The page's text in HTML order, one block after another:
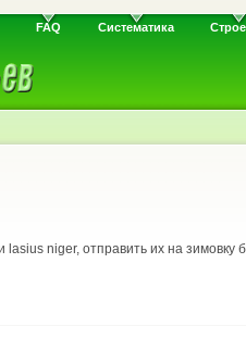
FAQ Систематика
lasius niger, отправить их на